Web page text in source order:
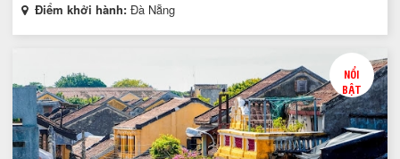
Điểm khởi hành: Đà Nẵng
NỔI
BẬT